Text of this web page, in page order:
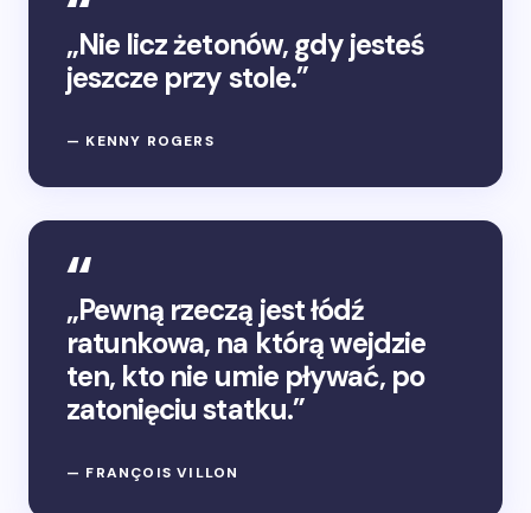
„Nie licz żetonów, gdy jesteś
jeszcze przy stole.”
— KENNY ROGERS
„Pewną rzeczą jest łódź
ratunkowa, na którą wejdzie
ten, kto nie umie pływać, po
zatonięciu statku.”
— FRANÇOIS VILLON